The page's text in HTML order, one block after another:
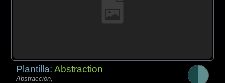
Plantilla:Abstraction
Abstracción,